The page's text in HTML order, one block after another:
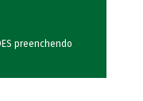
preenchendo